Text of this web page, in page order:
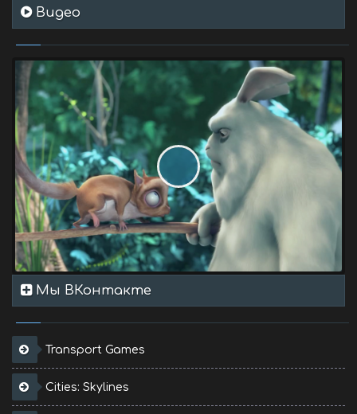
Видео
Мы ВКонтакте
Transport Games
Cities: Skylines